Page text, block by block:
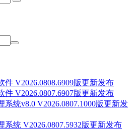
件 V2026.0808.6909版更新发布
件 V2026.0807.6907版更新发布
系统v8.0 V2026.0807.1000版更新发
系统 V2026.0807.5932版更新发布